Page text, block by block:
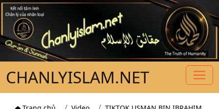
CHANLYISLAM.NET